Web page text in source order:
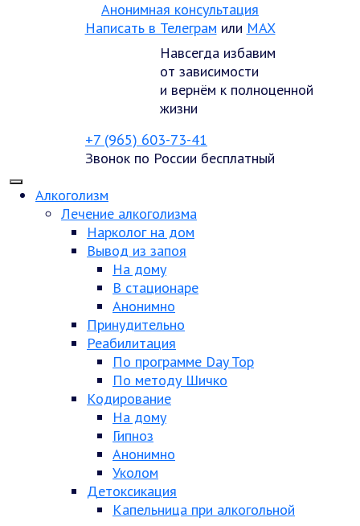
Анонимная консультация
Написать в Телеграм или MAX
Навсегда избавим
от зависимости
и вернём к полноценной
жизни
+7 (965) 603-73-41
Звонок по России бесплатный
Алкоголизм
Лечение алкоголизма
Нарколог на дом
Вывод из запоя
На дому
В стационаре
Анонимно
Принудительно
Реабилитация
По программе Day Top
По методу Шичко
Кодирование
На дому
Гипноз
Анонимно
Уколом
Детоксикация
Капельница при алкогольной